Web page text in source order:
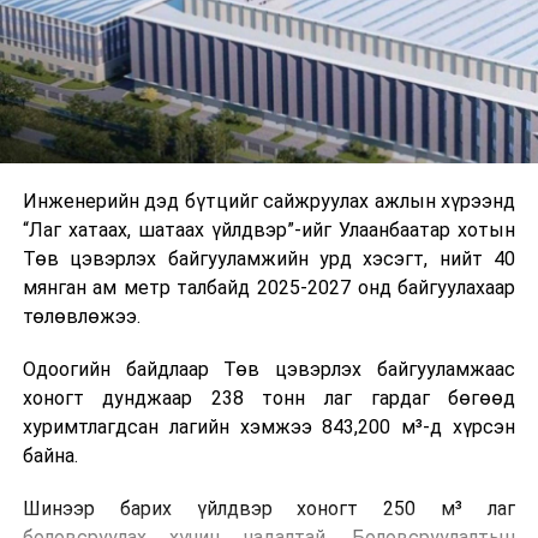
холбогдох байгууллагуудын уялдаа холбоо, аюулгүй
ажиллагааны чиглэлээр жолооч нарыг сургалт, арга
зүйгээр хангаж байна.
Мөн зам тээврийн осол, саатал болон бусад эрсдэл,
онцгой нөхцөл үүссэн үед авах арга хэмжээ, ачаалал
өдөр тутмын ажлын бэлэн байдлыг хангах зэрэг
практик ур чадварыг сургалтын хөтөлбөрт тусгажээ.
Сургалтыг танилцуулах лекц, асуулт-хариулт,
жишээнд суурилсан сургалт, багаар ажиллах дасгал,
танилцах, онцгой нөхцөлд ажиллах дадлага зэрэг
онол, практик хосолсон хэлбэрээр зохион байгуулж
байна.
зохион байгуулах Үндэсний хорооны Ажлын алба,
Инженерийн дэд бүтцийг сайжруулах ажлын хүрээнд
“Лаг хатаах, шатаах үйлдвэр”-ийг Улаанбаатар хотын
Төв цэвэрлэх байгууламжийн урд хэсэгт, нийт 40
мянган ам метр талбайд 2025-2027 онд байгуулахаар
төлөвлөжээ.
Одоогийн байдлаар Төв цэвэрлэх байгууламжаас
хоногт дунджаар 238 тонн лаг гардаг бөгөөд
хуримтлагдсан лагийн хэмжээ 843,200 м³-д хүрсэн
байна.
Шинээр барих үйлдвэр хоногт 250 м³ лаг